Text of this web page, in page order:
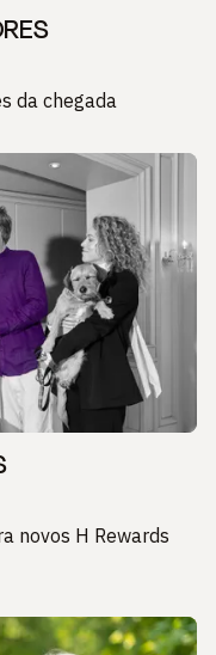
da chegada
novos H Rewards